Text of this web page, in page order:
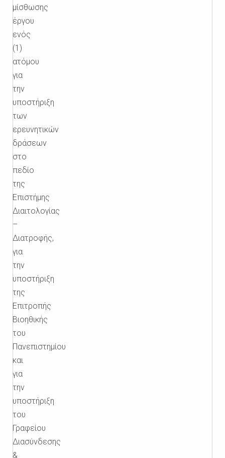
μίσθωσης
έργου
ενός
(1)
ατόμου
για
την
υποστήριξη
των
ερευνητικών
δράσεων
στο
πεδίο
της
Επιστήμης
Διαιτολογίας
–
Διατροφής,
για
την
υποστήριξη
της
Επιτροπής
Βιοηθικής
του
Πανεπιστημίου
και
για
την
υποστήριξη
του
Γραφείου
Διασύνδεσης
&